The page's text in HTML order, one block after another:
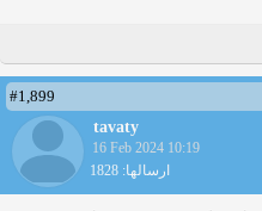
#1,899
tavaty
16 Feb 2024 10:19
ارسالها: 1828